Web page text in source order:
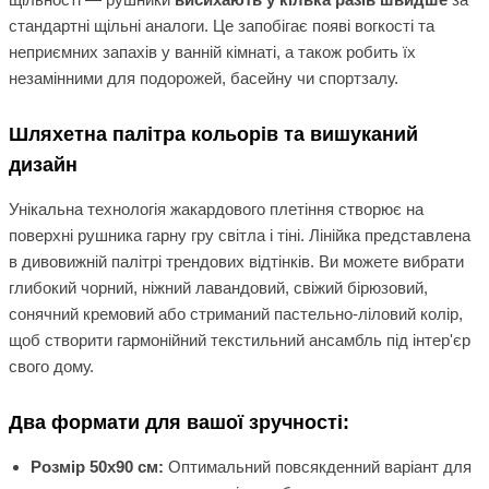
стандартні щільні аналоги. Це запобігає появі вогкості та
неприємних запахів у ванній кімнаті, а також робить їх
незамінними для подорожей, басейну чи спортзалу.
Шляхетна палітра кольорів та вишуканий
дизайн
Унікальна технологія жакардового плетіння створює на
поверхні рушника гарну гру світла і тіні. Лінійка представлена
в дивовижній палітрі трендових відтінків. Ви можете вибрати
глибокий чорний, ніжний лавандовий, свіжий бірюзовий,
сонячний кремовий або стриманий пастельно-ліловий колір,
щоб створити гармонійний текстильний ансамбль під інтер'єр
свого дому.
Два формати для вашої зручності:
Розмір 50х90 см: Оптимальний повсякденний варіант для